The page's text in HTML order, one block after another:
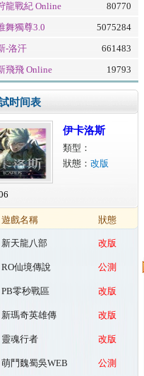
龍戰紀 Online
80770
舞獨尊3.0
5075284
-洛汗
661483
飛飛 Online
19793
时间表
伊卡洛斯
類型：
狀態： 改版
遊戲名稱 狀態
新天龍八部
改版
RO仙境傳說
公測
PB零秒戰區 改版
新瑪奇英雄傳 改版
靈魂行者 改版
萌鬥魏蜀吳WEB 公測